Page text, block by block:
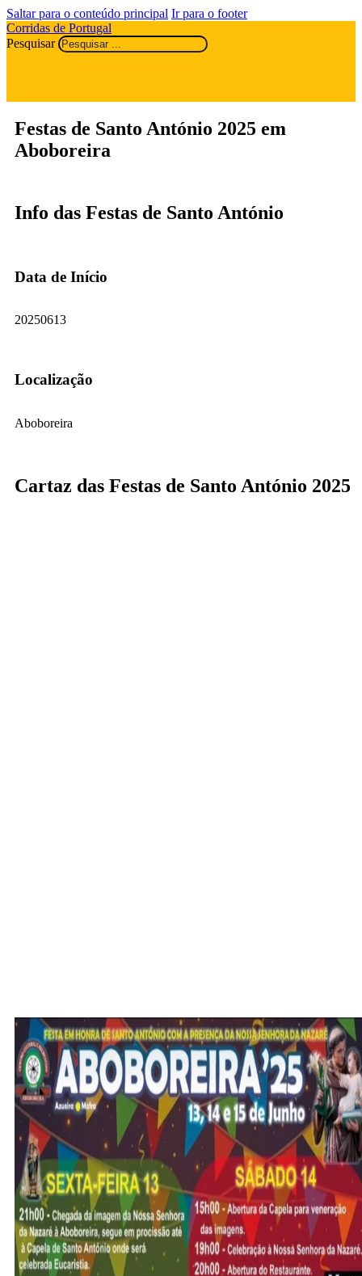
Saltar para o conteúdo principal Ir para o footer
Corridas de Portugal
Pesquisar
Festas de Santo António 2025 em
Aboboreira
Info das Festas de Santo António
Data de Início
20250613
Localização
Aboboreira
Cartaz das Festas de Santo António 2025